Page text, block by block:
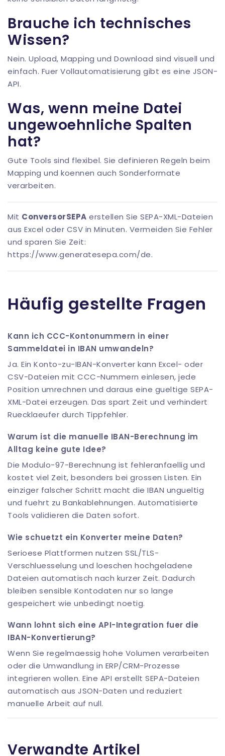
Brauche ich technisches
Wissen?
Nein. Upload, Mapping und Download sind visuell und
einfach. Fuer Vollautomatisierung gibt es eine JSON-
API.
Was, wenn meine Datei
ungewoehnliche Spalten
hat?
Gute Tools sind flexibel. Sie definieren Regeln beim
Mapping und koennen auch Sonderformate
verarbeiten.
Mit ConversorSEPA erstellen Sie SEPA-XML-Dateien
aus Excel oder CSV in Minuten. Vermeiden Sie Fehler
und sparen Sie Zeit:
https://www.generatesepa.com/de.
Häufig gestellte Fragen
Kann ich CCC-Kontonummern in einer
Sammeldatei in IBAN umwandeln?
Ja. Ein Konto-zu-IBAN-Konverter kann Excel- oder
CSV-Dateien mit CCC-Nummern einlesen, jede
Position umrechnen und daraus eine gueltige SEPA-
XML-Datei erzeugen. Das spart Zeit und verhindert
Ruecklaeufer durch Tippfehler.
Warum ist die manuelle IBAN-Berechnung im
Alltag keine gute Idee?
Die Modulo-97-Berechnung ist fehleranfaellig und
kostet viel Zeit, besonders bei grossen Listen. Ein
einziger falscher Schritt macht die IBAN ungueltig
und fuehrt zu Bankablehnungen. Automatisierte
Tools validieren die Daten sofort.
Wie schuetzt ein Konverter meine Daten?
Serioese Plattformen nutzen SSL/TLS-
Verschluesselung und loeschen hochgeladene
Dateien automatisch nach kurzer Zeit. Dadurch
bleiben sensible Kontodaten nur so lange
gespeichert wie unbedingt noetig.
Wann lohnt sich eine API-Integration fuer die
IBAN-Konvertierung?
Wenn Sie regelmaessig hohe Volumen verarbeiten
oder die Umwandlung in ERP/CRM-Prozesse
integrieren wollen. Eine API erstellt SEPA-Dateien
automatisch aus JSON-Daten und reduziert
manuelle Arbeit auf null.
Verwandte Artikel